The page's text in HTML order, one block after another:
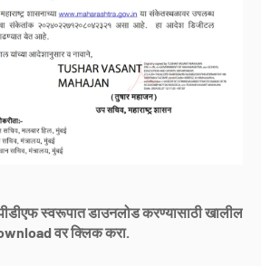
स्वरूपात डाउनलोड करण्यासाठी खालील
वर क्लिक करा.